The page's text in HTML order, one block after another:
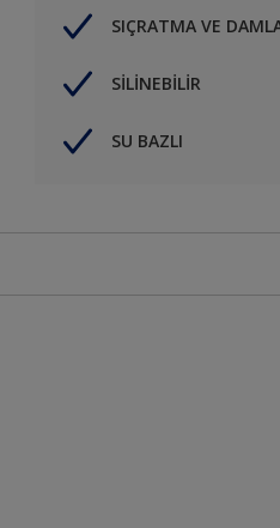
SIÇRATMA VE
SİLİNEBİLİR
SU BAZLI